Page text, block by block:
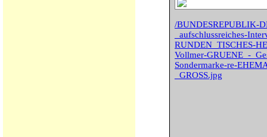
/BUNDESREPUBLIK-
_aufschlussreiches-
RUNDEN_TISCHES-
Vollmer-GRUENE_-
Sondermarke-re-
_GROSS.jpg